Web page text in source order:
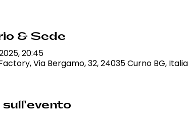
& Sede
20:45
Via Bergamo, 32, 24035 Curno BG, Italia
sull'evento